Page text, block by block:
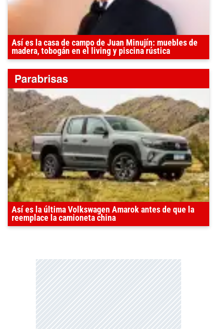
Así es la casa de campo de Juan Minujín: muebles de
madera, tobogán en el living y piscina rústica
Así es la última Volkswagen Amarok antes de que la
reemplace la camioneta china